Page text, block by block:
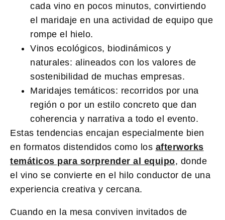
cada vino en pocos minutos, convirtiendo
el maridaje en una actividad de equipo que
rompe el hielo.
Vinos ecológicos, biodinámicos y
naturales: alineados con los valores de
sostenibilidad de muchas empresas.
Maridajes temáticos: recorridos por una
región o por un estilo concreto que dan
coherencia y narrativa a todo el evento.
Estas tendencias encajan especialmente bien
en formatos distendidos como los afterworks
temáticos para sorprender al equipo, donde
el vino se convierte en el hilo conductor de una
experiencia creativa y cercana.
Cuando en la mesa conviven invitados de